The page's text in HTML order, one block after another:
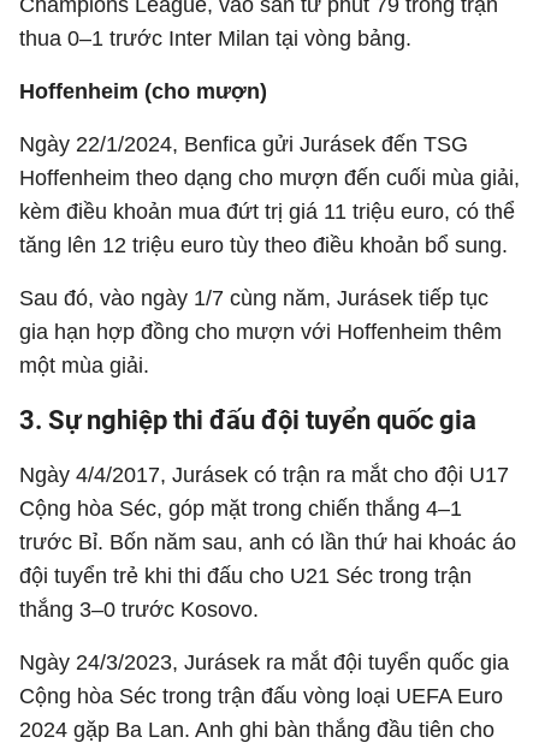
Champions League, vào sân từ phút 79 trong trận
thua 0–1 trước Inter Milan tại vòng bảng.
Hoffenheim (cho mượn)
Ngày 22/1/2024, Benfica gửi Jurásek đến TSG
Hoffenheim theo dạng cho mượn đến cuối mùa giải,
kèm điều khoản mua đứt trị giá 11 triệu euro, có thể
tăng lên 12 triệu euro tùy theo điều khoản bổ sung.
Sau đó, vào ngày 1/7 cùng năm, Jurásek tiếp tục
gia hạn hợp đồng cho mượn với Hoffenheim thêm
một mùa giải.
3. Sự nghiệp thi đấu đội tuyển quốc gia
Ngày 4/4/2017, Jurásek có trận ra mắt cho đội U17
Cộng hòa Séc, góp mặt trong chiến thắng 4–1
trước Bỉ. Bốn năm sau, anh có lần thứ hai khoác áo
đội tuyển trẻ khi thi đấu cho U21 Séc trong trận
thắng 3–0 trước Kosovo.
Ngày 24/3/2023, Jurásek ra mắt đội tuyển quốc gia
Cộng hòa Séc trong trận đấu vòng loại UEFA Euro
2024 gặp Ba Lan. Anh ghi bàn thắng đầu tiên cho